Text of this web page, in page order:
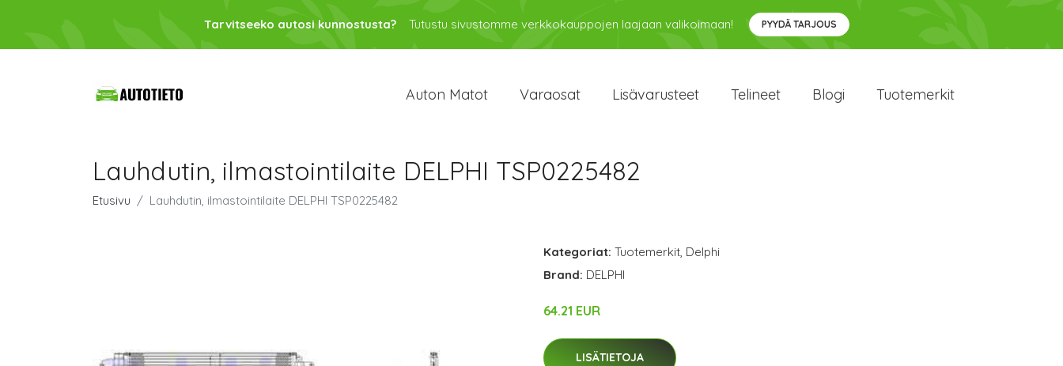
Tarvitseeko autosi kunnostusta? Tutustu sivustomme verkkokauppojen laajaan valikoimaan! PYYDÄ TARJOUS
Auton Matot Varaosat Lisävarusteet Telineet Blogi Tuotemerkit
Lauhdutin, ilmastointilaite DELPHI TSP0225482
Etusivu Lauhdutin, ilmastointilaite DELPHI TSP0225482
Kategoriat: Tuotemerkit, Delphi
Brand: DELPHI
64.21 EUR
LISÄTIETOJA